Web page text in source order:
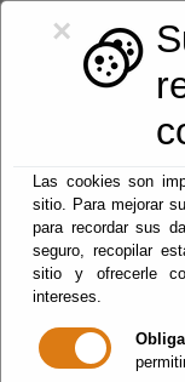
×
Las cookies son
sitio. Para mejorar
para recordar sus
seguro, recopilar
sitio y ofrecerle
intereses.